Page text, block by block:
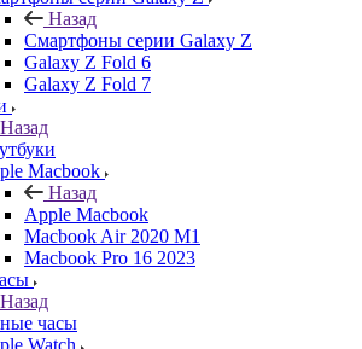
Назад
Смартфоны серии Galaxy Z
Galaxy Z Fold 6
Galaxy Z Fold 7
Назад
Macbook
Назад
Apple Macbook
Macbook Air 2020 M1
Macbook Pro 16 2023
Назад
часы
Watch